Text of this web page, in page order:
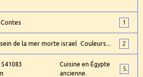
Contes 1
Couleurs... 2
Cuisine en Égypte
ancienne.
5